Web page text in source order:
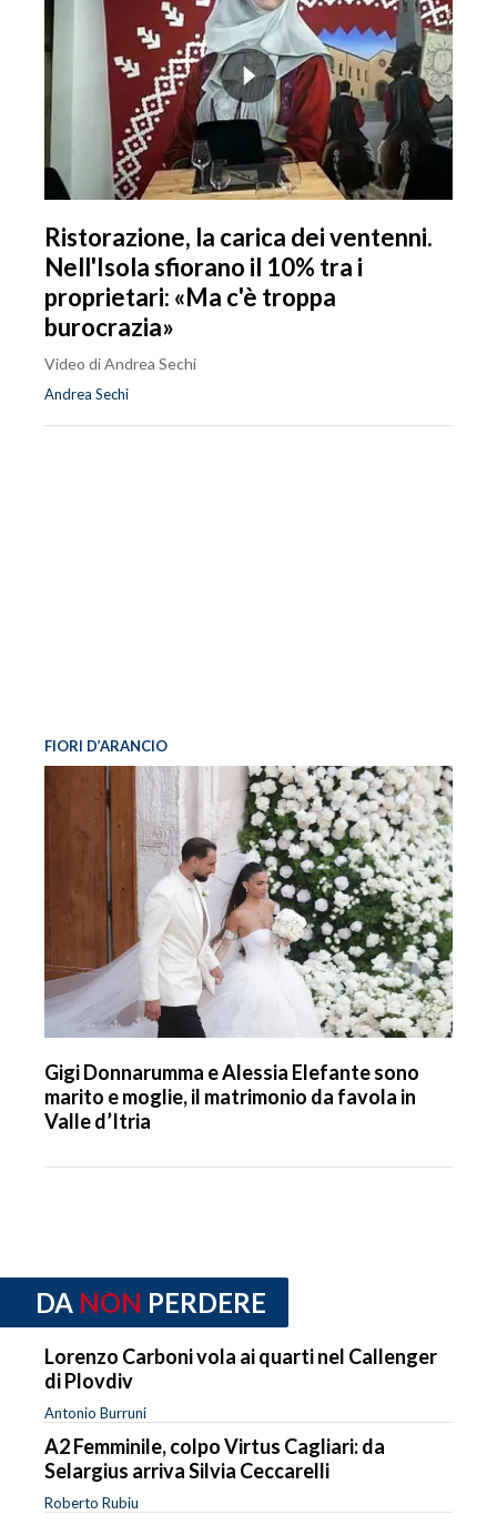
Ristorazione, la carica dei ventenni.
Nell'Isola sfiorano il 10% tra i
proprietari: «Ma c'è troppa
burocrazia»
Video di Andrea Sechi
Andrea Sechi
FIORI D’ARANCIO
Gigi Donnarumma e Alessia Elefante sono
marito e moglie, il matrimonio da favola in
Valle d’Itria
DA NON PERDERE
Lorenzo Carboni vola ai quarti nel Callenger
di Plovdiv
Antonio Burruni
A2 Femminile, colpo Virtus Cagliari: da
Selargius arriva Silvia Ceccarelli
Roberto Rubiu